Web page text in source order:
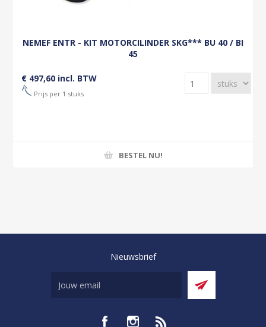
NEMEF ENTR - KIT MOTORCILINDER SKG*** BU 40 / BI
45
€ 497,60 incl. BTW
Prijs per 1 stuks
BESTEL NU!
Nieuwsbrief